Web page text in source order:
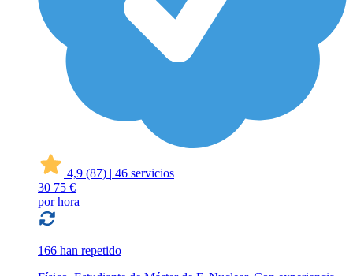
4,9 (87) | 46 servicios
30 75 €
por hora
166 han repetido